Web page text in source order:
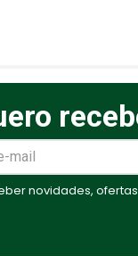
novidades,